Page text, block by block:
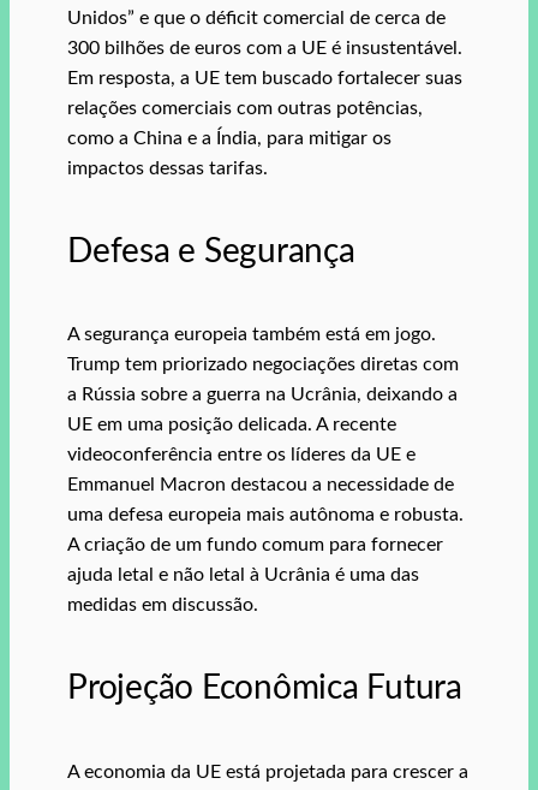
Unidos” e que o déficit comercial de cerca de
300 bilhões de euros com a UE é insustentável.
Em resposta, a UE tem buscado fortalecer suas
relações comerciais com outras potências,
como a China e a Índia, para mitigar os
impactos dessas tarifas.
Defesa e Segurança
A segurança europeia também está em jogo.
Trump tem priorizado negociações diretas com
a Rússia sobre a guerra na Ucrânia, deixando a
UE em uma posição delicada. A recente
videoconferência entre os líderes da UE e
Emmanuel Macron destacou a necessidade de
uma defesa europeia mais autônoma e robusta.
A criação de um fundo comum para fornecer
ajuda letal e não letal à Ucrânia é uma das
medidas em discussão.
Projeção Econômica Futura
A economia da UE está projetada para crescer a